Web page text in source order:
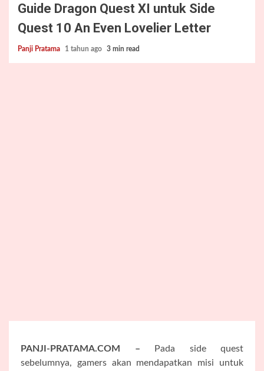
Guide Dragon Quest XI untuk Side
Quest 10 An Even Lovelier Letter
Panji Pratama 1 tahun ago 3 min read
PANJI-PRATAMA.COM –
Pada side quest
sebelumnya, gamers akan mendapatkan misi untuk